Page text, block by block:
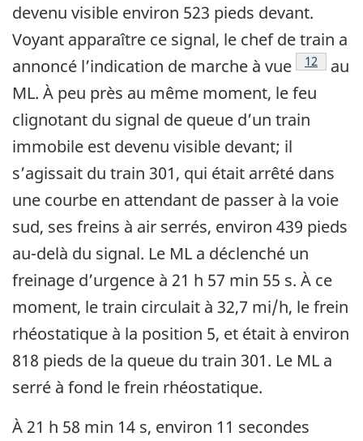
devenu visible environ 523 pieds devant.
Voyant apparaître ce signal, le chef de train a
annoncé l’indication de marche à vue
12
au
ML. À peu près au même moment, le feu
clignotant du signal de queue d’un train
immobile est devenu visible devant; il
s’agissait du train 301, qui était arrêté dans
une courbe en attendant de passer à la voie
sud, ses freins à air serrés, environ 439 pieds
au-delà du signal. Le ML a déclenché un
freinage d’urgence à 21 h 57 min 55 s. À ce
moment, le train circulait à 32,7 mi/h, le frein
rhéostatique à la position 5, et était à environ
818 pieds de la queue du train 301. Le ML a
serré à fond le frein rhéostatique.
À 21 h 58 min 14 s, environ 11 secondes